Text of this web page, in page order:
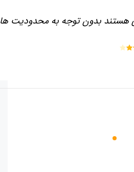
هستند بدون توجه به محدودیت